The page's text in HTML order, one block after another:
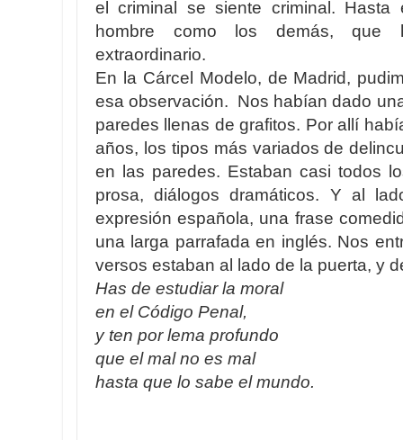
el criminal se siente criminal. Hasta
hombre como los demás, que
extraordinario.
En la Cárcel Modelo, de Madrid,
esa observación. Nos habían dado
paredes llenas de grafitos. Por allí
años, los tipos más variados de
en las paredes. Estaban casi todos
prosa, diálogos dramáticos. Y al
expresión española, una frase
una larga parrafada en inglés. Nos
versos estaban al lado de la puerta, y
Has de estudiar la moral
en el Código Penal,
y ten por lema profundo
que el mal no es mal
hasta que lo sabe el mundo.